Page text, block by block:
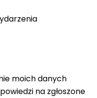
moich danych
na zgłoszone